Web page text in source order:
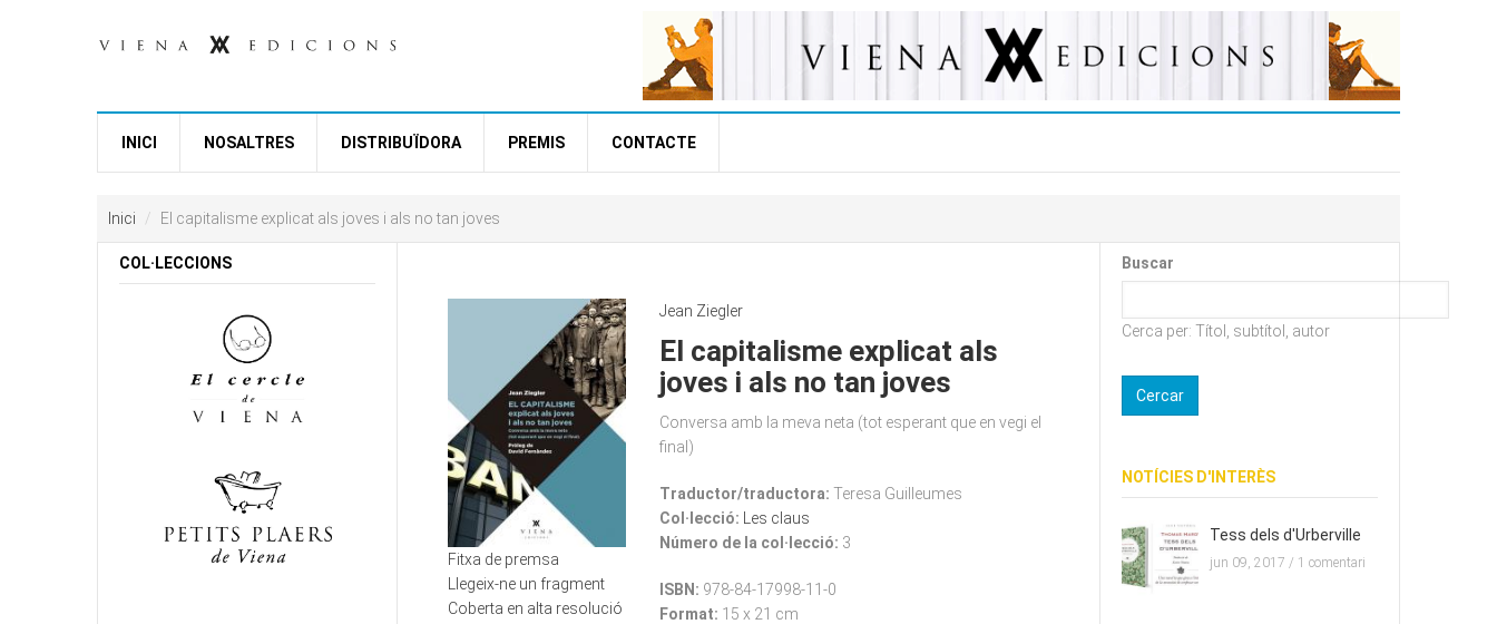
INICI NOSALTRES DISTRIBUÏDORA PREMIS CONTACTE
Inici El capitalisme explicat als joves i als no tan joves
Fitxa de premsa
Llegeix-ne un fragment
Coberta en alta resolució
Jean Ziegler
El capitalisme explicat als
joves i als no tan joves
Conversa amb la meva neta (tot esperant que en vegi el
final)
Traductor/traductora: Teresa Guilleumes
Col·lecció:
Les claus
Número de la col·lecció: 3
ISBN: 978-84-17998-11-0
Format: 15 x 21 cm
COL·LECCIONS Buscar
Cerca per: Títol, subtítol, autor
NOTÍCIES D'INTERÈS
Tess dels d'Urberville
jun 09, 2017 / 1 comentari